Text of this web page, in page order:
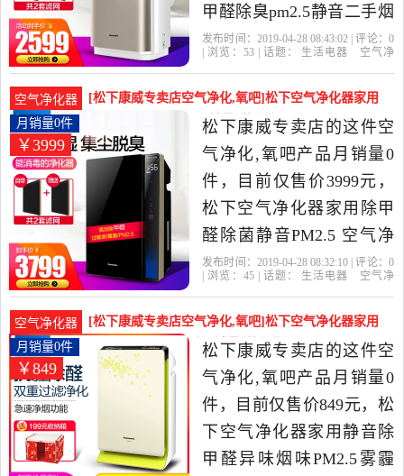
甲醛除臭pm2.5静音二手烟
73C7PTM阿里智能是2019
活电器当中性价比很高的
空气净化,氧吧，由上海发
货。
发布时间：2019-04-28 08:43:02 | 评论： 0
| 浏览： 53| 话题： 生活电器
空气净
空气净化器
[松下康威专卖店空气净化,氧吧]松下空气净化器家用
除甲醛除菌静音PM月销量0件仅售3999元
￥3999
月销量0件
松下康威专卖店的这件空
气净化,氧吧产品月销量0
件，目前仅售价3999元，
松下空气净化器家用除甲
醛除菌静音PM2.5 空气净
化消毒机F-VJL55C是2019
活电器当中性价比很高的
空气净化,氧吧，由上海发
货。
发布时间：2019-04-28 08:32:10 | 评论： 0
| 浏览： 45| 话题： 生活电器
空气净
空气净化器
[松下康威专卖店空气净化,氧吧]松下空气净化器家用
静音除甲醛异味烟味月销量0件仅售849元
￥849
月销量0件
松下康威专卖店的这件空
气净化,氧吧产品月销量0
件，目前仅售价849元，松
下空气净化器家用静音除
甲醛异味烟味PM2.5雾霾